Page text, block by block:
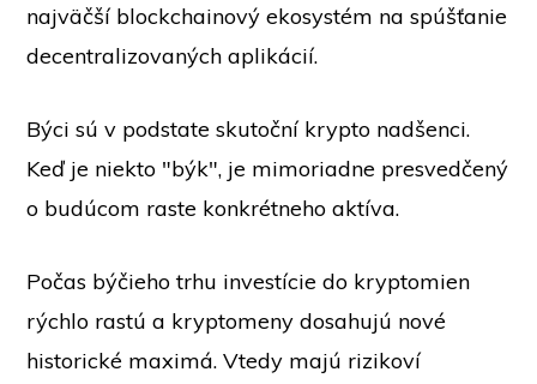
najväčší blockchainový ekosystém na spúšťanie
decentralizovaných aplikácií.
Býci sú v podstate skutoční krypto nadšenci.
Keď je niekto "býk", je mimoriadne presvedčený
o budúcom raste konkrétneho aktíva.
Počas býčieho trhu investície do kryptomien
rýchlo rastú a kryptomeny dosahujú nové
historické maximá. Vtedy majú rizikoví